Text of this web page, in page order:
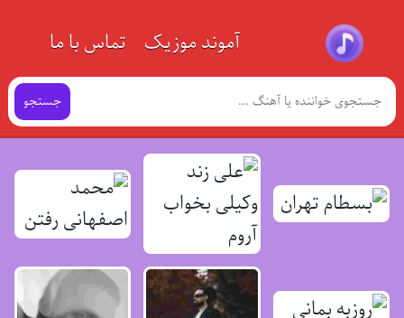
آموند موزیک تماس با ما
جستجو